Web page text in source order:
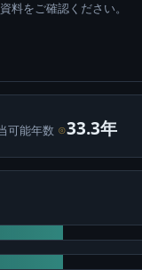
料をご確認ください。
可能年数 ⊙33.3年